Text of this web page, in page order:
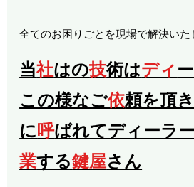
全てのお困りごとを現場で解決いた
当社はの技術はディ
この様なご依頼を頂
に呼ばれてディーラー
業する鍵屋さん